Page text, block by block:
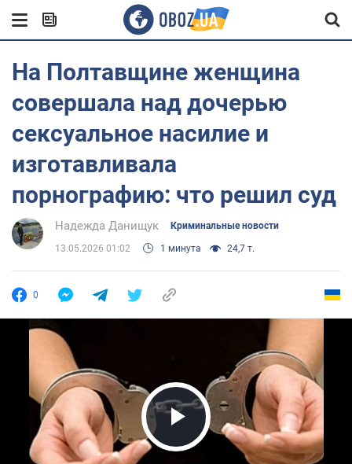
На Полтавщине женщина
совершала над дочерью
сексуальное насилие и
изготавливала
порнографию: что решил суд
Надежда Данищук Криминальные новости
13.05.2026 01:02 1 минута 24,7 т.
0
Play Video